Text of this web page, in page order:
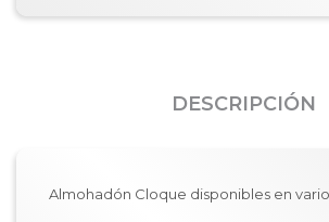
DESCRIPCIÓN
Almohadón Cloque disponibles en